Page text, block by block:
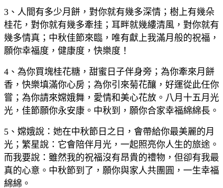
3、人間有多少月餅，對你就有幾多深情；樹上有幾朵
桂花，對你就有幾多牽挂；耳畔就幾縷清風，對你就有
幾多情真；中秋佳節來臨，唯有獻上我滿月般的祝福，
願你幸福度，健康度，快樂度！
4、為你買塊桂花糖，甜蜜日子伴身旁；為你牽來月餅
香，快樂填滿你心房；為你引來菊花釀，好運從此任你
嘗；為你請來嫦娥舞，愛情和美心花放。八月十五月光
光，佳節願你永安康。中秋到，願你合家幸福綿綿長。
5、嫦娥說：她在中秋節日之日，會帶給你最美麗的月
光；繁星說：它會陪伴月光，一起照亮你人生的旅途。
而我要說：雖然我的祝福沒有昂貴的禮物，但卻有我最
真的心意。中秋節到了，願你與家人共團圓，一生幸福
綿綿。